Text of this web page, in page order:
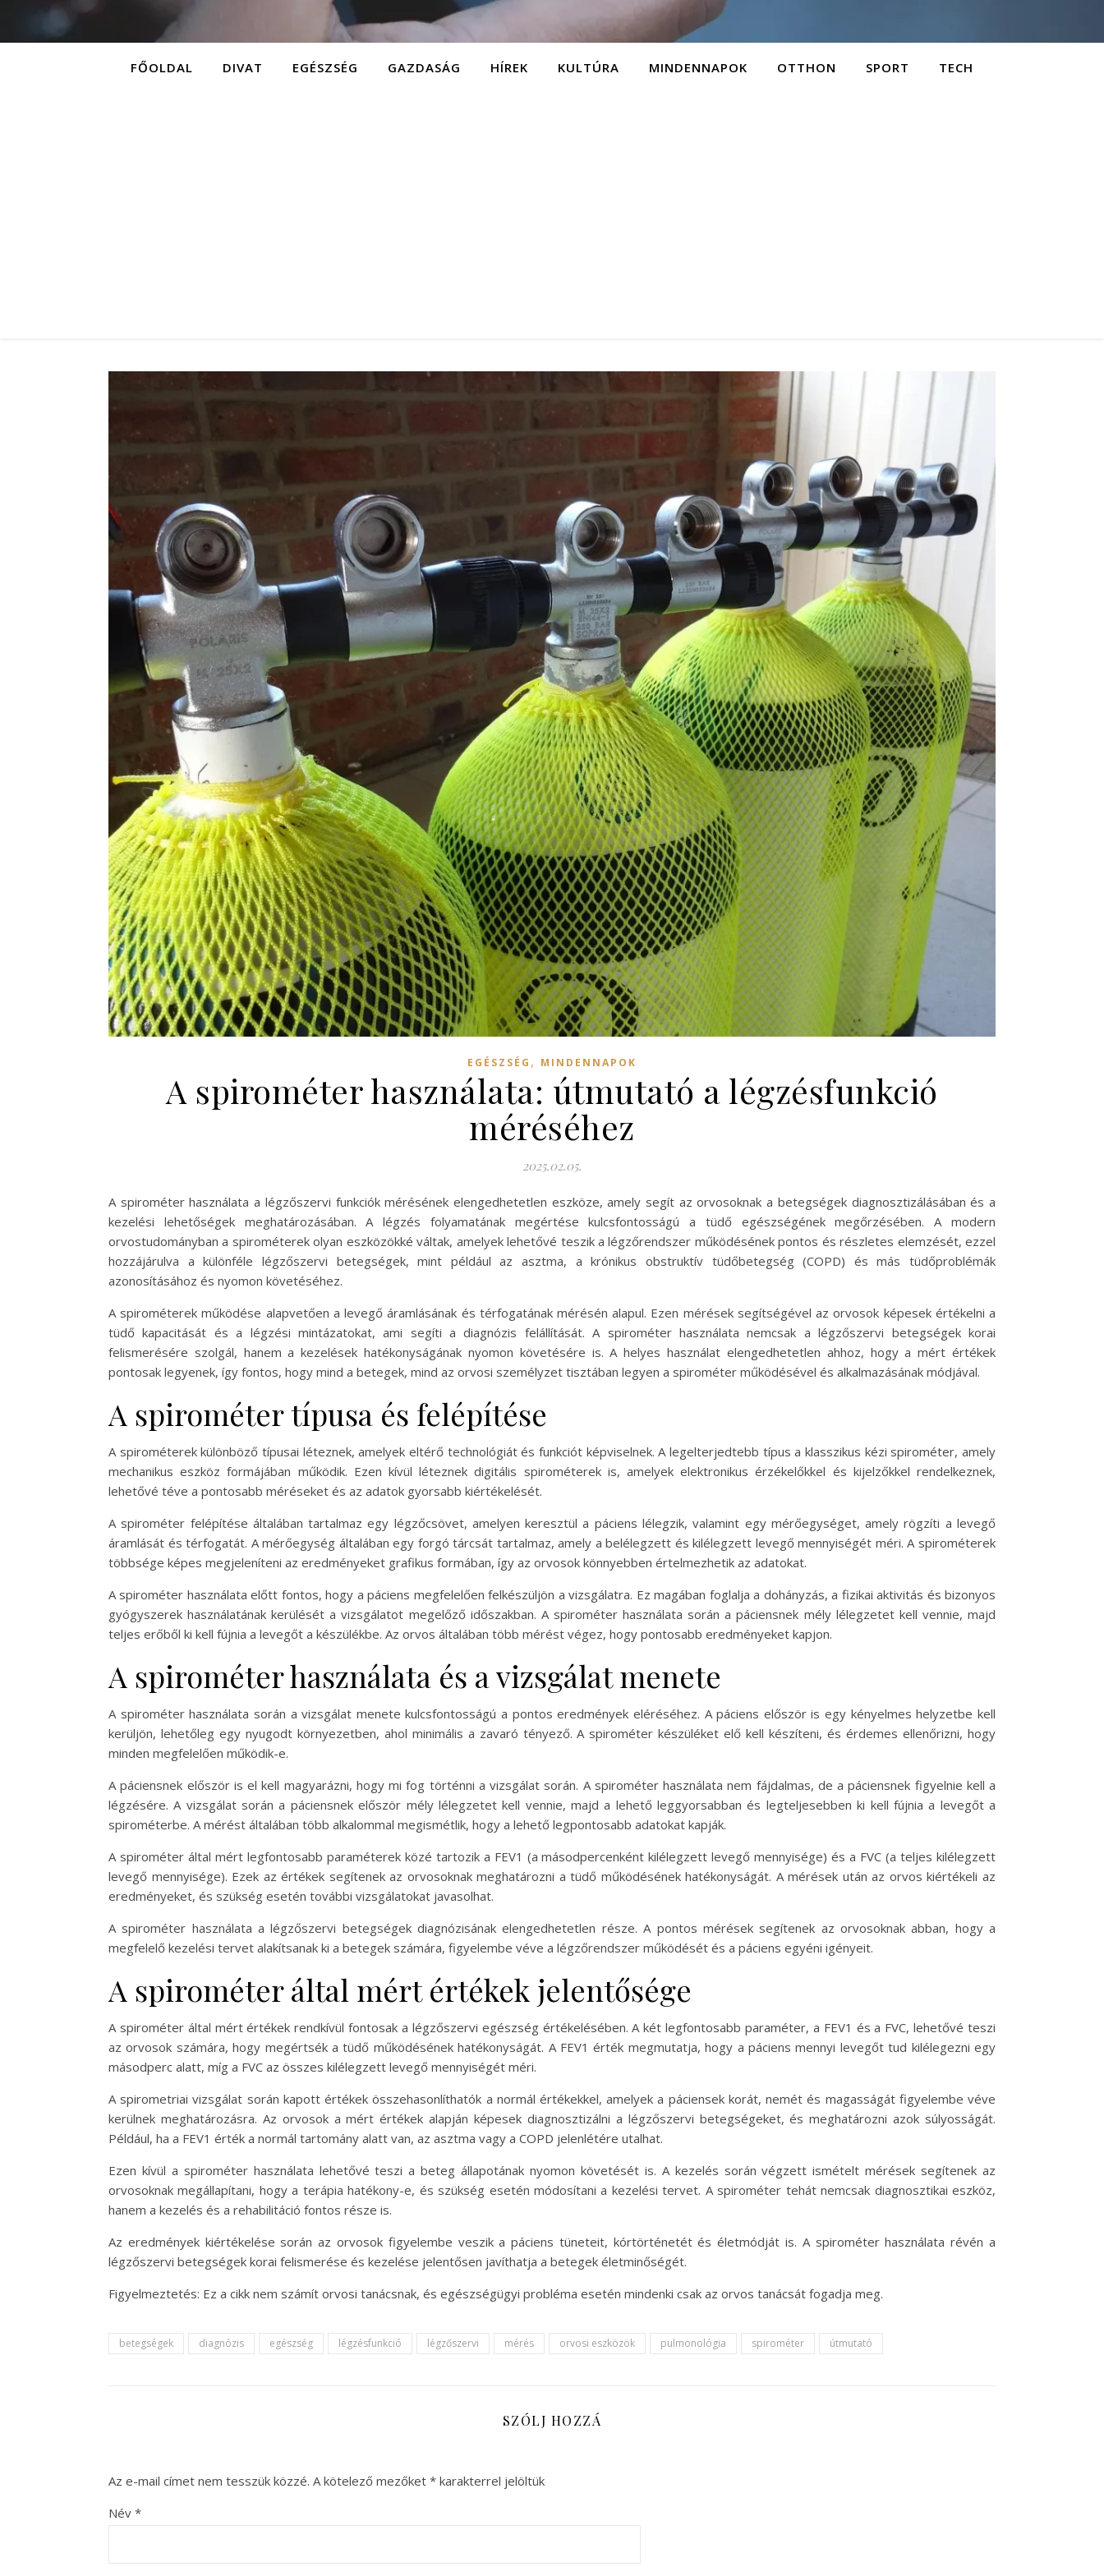
FŐOLDAL DIVAT EGÉSZSÉG GAZDASÁG HÍREK KULTÚRA MINDENNAPOK OTTHON SPORT TECH
EGÉSZSÉG , MINDENNAPOK
A spirométer használata: útmutató a légzésfunkció
méréséhez
2025.02.05.
A spirométer használata a légzőszervi funkciók mérésének elengedhetetlen eszköze, amely segít az orvosoknak a betegségek diagnosztizálásában és a
kezelési lehetőségek meghatározásában. A légzés folyamatának megértése kulcsfontosságú a tüdő egészségének megőrzésében. A modern
orvostudományban a spirométerek olyan eszközökké váltak, amelyek lehetővé teszik a légzőrendszer működésének pontos és részletes elemzését, ezzel
hozzájárulva a különféle légzőszervi betegségek, mint például az asztma, a krónikus obstruktív tüdőbetegség (COPD) és más tüdőproblémák
azonosításához és nyomon követéséhez.
A spirométerek működése alapvetően a levegő áramlásának és térfogatának mérésén alapul. Ezen mérések segítségével az orvosok képesek értékelni a
tüdő kapacitását és a légzési mintázatokat, ami segíti a diagnózis felállítását. A spirométer használata nemcsak a légzőszervi betegségek korai
felismerésére szolgál, hanem a kezelések hatékonyságának nyomon követésére is. A helyes használat elengedhetetlen ahhoz, hogy a mért értékek
pontosak legyenek, így fontos, hogy mind a betegek, mind az orvosi személyzet tisztában legyen a spirométer működésével és alkalmazásának módjával.
A spirométer típusa és felépítése
A spirométerek különböző típusai léteznek, amelyek eltérő technológiát és funkciót képviselnek. A legelterjedtebb típus a klasszikus kézi spirométer, amely
mechanikus eszköz formájában működik. Ezen kívül léteznek digitális spirométerek is, amelyek elektronikus érzékelőkkel és kijelzőkkel rendelkeznek,
lehetővé téve a pontosabb méréseket és az adatok gyorsabb kiértékelését.
A spirométer felépítése általában tartalmaz egy légzőcsövet, amelyen keresztül a páciens lélegzik, valamint egy mérőegységet, amely rögzíti a levegő
áramlását és térfogatát. A mérőegység általában egy forgó tárcsát tartalmaz, amely a belélegzett és kilélegzett levegő mennyiségét méri. A spirométerek
többsége képes megjeleníteni az eredményeket grafikus formában, így az orvosok könnyebben értelmezhetik az adatokat.
A spirométer használata előtt fontos, hogy a páciens megfelelően felkészüljön a vizsgálatra. Ez magában foglalja a dohányzás, a fizikai aktivitás és bizonyos
gyógyszerek használatának kerülését a vizsgálatot megelőző időszakban. A spirométer használata során a páciensnek mély lélegzetet kell vennie, majd
teljes erőből ki kell fújnia a levegőt a készülékbe. Az orvos általában több mérést végez, hogy pontosabb eredményeket kapjon.
A spirométer használata és a vizsgálat menete
A spirométer használata során a vizsgálat menete kulcsfontosságú a pontos eredmények eléréséhez. A páciens először is egy kényelmes helyzetbe kell
kerüljön, lehetőleg egy nyugodt környezetben, ahol minimális a zavaró tényező. A spirométer készüléket elő kell készíteni, és érdemes ellenőrizni, hogy
minden megfelelően működik-e.
A páciensnek először is el kell magyarázni, hogy mi fog történni a vizsgálat során. A spirométer használata nem fájdalmas, de a páciensnek figyelnie kell a
légzésére. A vizsgálat során a páciensnek először mély lélegzetet kell vennie, majd a lehető leggyorsabban és legteljesebben ki kell fújnia a levegőt a
spirométerbe. A mérést általában több alkalommal megismétlik, hogy a lehető legpontosabb adatokat kapják.
A spirométer által mért legfontosabb paraméterek közé tartozik a FEV1 (a másodpercenként kilélegzett levegő mennyisége) és a FVC (a teljes kilélegzett
levegő mennyisége). Ezek az értékek segítenek az orvosoknak meghatározni a tüdő működésének hatékonyságát. A mérések után az orvos kiértékeli az
eredményeket, és szükség esetén további vizsgálatokat javasolhat.
A spirométer használata a légzőszervi betegségek diagnózisának elengedhetetlen része. A pontos mérések segítenek az orvosoknak abban, hogy a
megfelelő kezelési tervet alakítsanak ki a betegek számára, figyelembe véve a légzőrendszer működését és a páciens egyéni igényeit.
A spirométer által mért értékek jelentősége
A spirométer által mért értékek rendkívül fontosak a légzőszervi egészség értékelésében. A két legfontosabb paraméter, a FEV1 és a FVC, lehetővé teszi
az orvosok számára, hogy megértsék a tüdő működésének hatékonyságát. A FEV1 érték megmutatja, hogy a páciens mennyi levegőt tud kilélegezni egy
másodperc alatt, míg a FVC az összes kilélegzett levegő mennyiségét méri.
A spirometriai vizsgálat során kapott értékek összehasonlíthatók a normál értékekkel, amelyek a páciensek korát, nemét és magasságát figyelembe véve
kerülnek meghatározásra. Az orvosok a mért értékek alapján képesek diagnosztizálni a légzőszervi betegségeket, és meghatározni azok súlyosságát.
Például, ha a FEV1 érték a normál tartomány alatt van, az asztma vagy a COPD jelenlétére utalhat.
Ezen kívül a spirométer használata lehetővé teszi a beteg állapotának nyomon követését is. A kezelés során végzett ismételt mérések segítenek az
orvosoknak megállapítani, hogy a terápia hatékony-e, és szükség esetén módosítani a kezelési tervet. A spirométer tehát nemcsak diagnosztikai eszköz,
hanem a kezelés és a rehabilitáció fontos része is.
Az eredmények kiértékelése során az orvosok figyelembe veszik a páciens tüneteit, kórtörténetét és életmódját is. A spirométer használata révén a
légzőszervi betegségek korai felismerése és kezelése jelentősen javíthatja a betegek életminőségét.
Figyelmeztetés: Ez a cikk nem számít orvosi tanácsnak, és egészségügyi probléma esetén mindenki csak az orvos tanácsát fogadja meg.
betegségek diagnózis egészség légzésfunkció légzőszervi mérés orvosi eszközök pulmonológia spirométer útmutató
SZÓLJ HOZZÁ
Az e-mail címet nem tesszük közzé. A kötelező mezőket * karakterrel jelöltük
Név *